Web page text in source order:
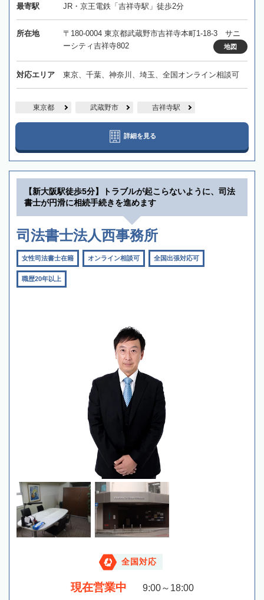
最寄駅 JR・京王電鉄「吉祥寺駅」徒歩2分
所在地
〒180-0004 東京都武蔵野市吉祥寺本町1-18-3 サニ
ーシティ吉祥寺802
地図
対応エリア 東京、千葉、神奈川、埼玉、全国オンライン相談可
東京都 武蔵野市 吉祥寺駅
詳細を見る
【新大阪駅徒歩5分】トラブルが起こらないように、司法
書士が円滑に相続手続きを進めます
司法書士法人西事務所
女性司法書士在籍 オンライン相談可 全国出張対応可
職歴20年以上
全国対応
現在営業中 9:00～18:00